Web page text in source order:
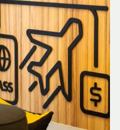
com cashback